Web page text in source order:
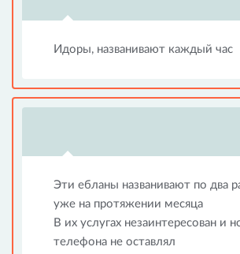
Идоры, названивают каждый час
Эти ебланы названивают по два
уже на протяжении месяца
В их услугах незаинтересован и
телефона не оставлял